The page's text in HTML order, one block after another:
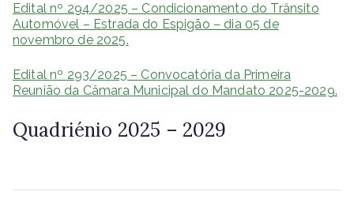
Edital nº 294/2025 – Condicionamento do Trânsito
Automóvel – Estrada do Espigão – dia 05 de
novembro de 2025.
Edital nº 293/2025 – Convocatória da Primeira
Reunião da Câmara Municipal do Mandato 2025-2029.
Quadriénio 2025 – 2029